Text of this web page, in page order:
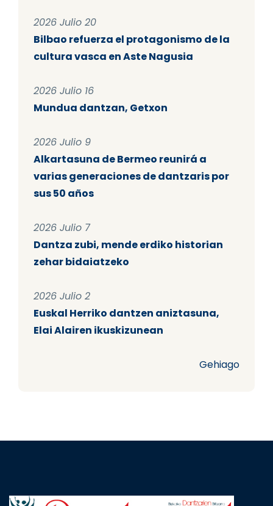
2026 Julio 20
Bilbao refuerza el protagonismo de la
cultura vasca en Aste Nagusia
2026 Julio 16
Mundua dantzan, Getxon
2026 Julio 9
Alkartasuna de Bermeo reunirá a
varias generaciones de dantzaris por
sus 50 años
2026 Julio 7
Dantza zubi, mende erdiko historian
zehar bidaiatzeko
2026 Julio 2
Euskal Herriko dantzen aniztasuna,
Elai Alairen ikuskizunean
Gehiago